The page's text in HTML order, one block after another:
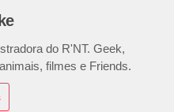
do R'NT. Geek,
filmes e Friends.